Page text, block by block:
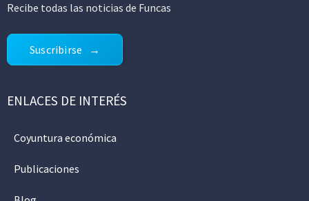
Recibe todas las noticias de Funcas
Suscribirse
ENLACES DE INTERÉS
Coyuntura económica
Publicaciones